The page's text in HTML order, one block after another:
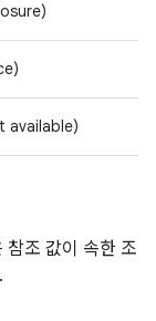
available)
조 값이 속한 조